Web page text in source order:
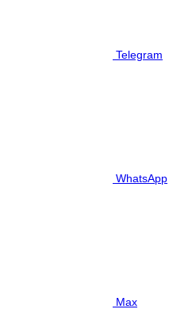
Telegram
WhatsApp
Max